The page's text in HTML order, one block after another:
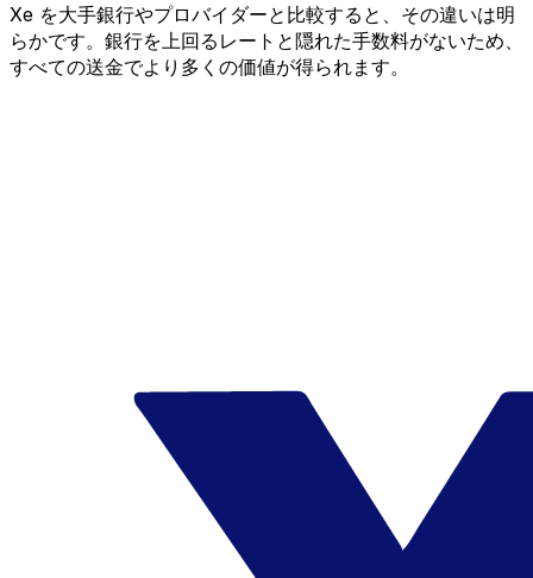
Xe を大手銀行やプロバイダーと比較すると、その違いは明
らかです。銀行を上回るレートと隠れた手数料がないため、
すべての送金でより多くの価値が得られます。